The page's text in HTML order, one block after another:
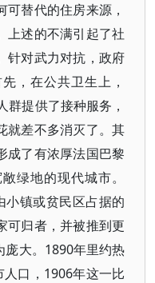
替代的住房来源，
上述的不满引起了社
针对武力对抗，政府
，在公共卫生上，
群提供了接种服务，
就差不多消灭了。其
成了有浓厚法国巴黎
绿地的现代城市。
小镇或贫民区占据的
可归者，并被推到更
庞大。1890年里约热
口，1906年这一比